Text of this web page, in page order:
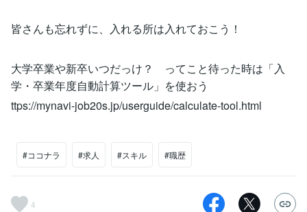
皆さんも忘れずに、入れる所は入れておこう！
大学卒業や新卒いつだっけ？ ってこと待った時は「入
学・卒業年度自動計算ツール」を使おう
ttps://mynavi-job20s.jp/userguide/calculate-tool.html
#ココナラ #求人 #スキル #職歴
4